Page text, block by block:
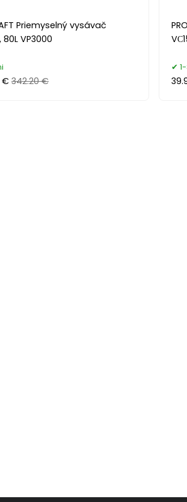
Priemyselný vysávač
80L VP3000
€ 342.20 €